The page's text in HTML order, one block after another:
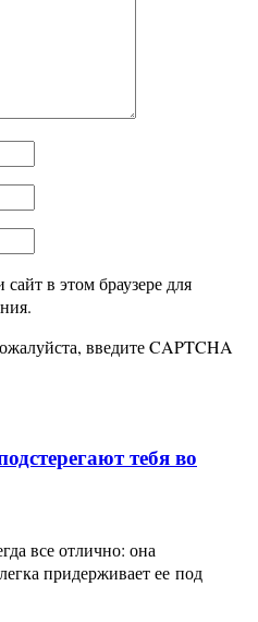
в этом браузере для
введите CAPTCHA
тебя во
все отлично: она
придерживает ее под